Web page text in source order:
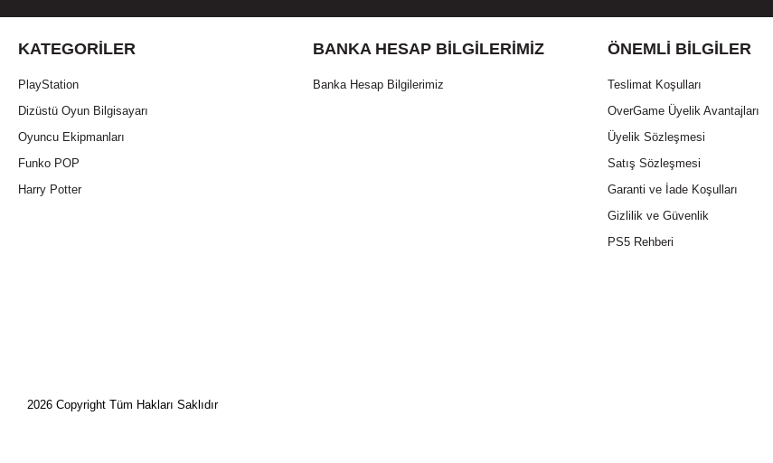
KATEGORILER
PlayStation
Dizüstü Oyun Bilgisayarı
Oyuncu Ekipmanları
Funko POP
Harry Potter
BANKA HESAP BILGILERIMIZ
Banka Hesap Bilgilerimiz
ÖNEMLI BILGILER
Teslimat Koşulları
OverGame Üyelik Avantajları
Üyelik Sözleşmesi
Satış Sözleşmesi
Garanti ve İade Koşulları
Gizlilik ve Güvenlik
PS5 Rehberi
2026 Copyright Tüm Hakları Saklıdır